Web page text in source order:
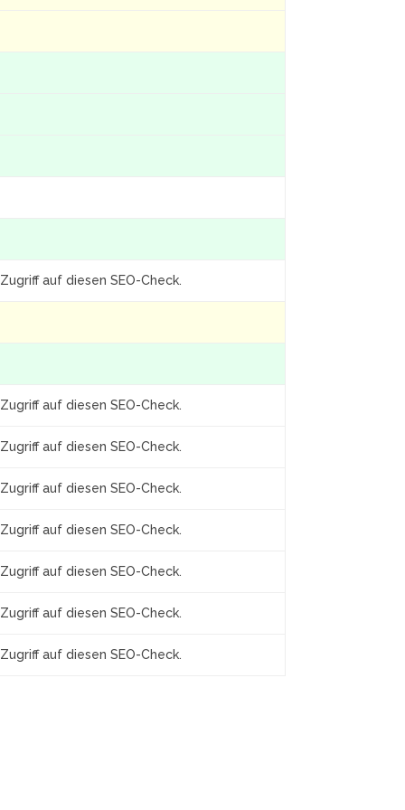
auf diesen SEO-Check.
auf diesen SEO-Check.
auf diesen SEO-Check.
auf diesen SEO-Check.
auf diesen SEO-Check.
auf diesen SEO-Check.
auf diesen SEO-Check.
auf diesen SEO-Check.